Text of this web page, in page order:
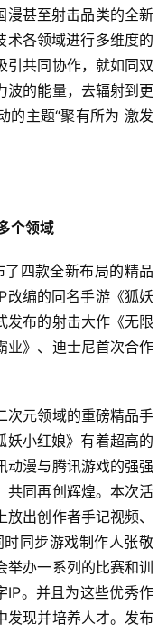
漫甚至射击品类的全新
术各领域进行多维度的
引共同协作，就如同双
波的能量，去辐射到更
的主题“聚有所为 激发
个领域
四款全新布局的精品
改编的同名手游《狐妖
发布的射击大作《无限
业》、迪士尼首次合作
次元领域的重磅精品手
妖小红娘》有着超高的
动漫与腾讯游戏的强强
共同再创辉煌。本次活
出创作者手记视频、
同步游戏制作人张敬
办一系列的比赛和训
IP。并且为这些优秀作
发现并培养人才。发布